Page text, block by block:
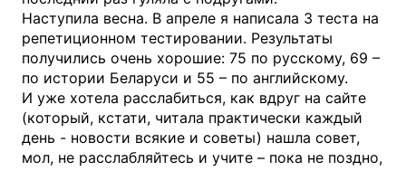
Наступила весна. В апреле я написала 3 теста на
репетиционном тестировании. Результаты
получились очень хорошие: 75 по русскому, 69 –
по истории Беларуси и 55 – по английскому.
И уже хотела расслабиться, как вдруг на сайте
(который, кстати, читала практически каждый
день - новости всякие и советы) нашла совет,
мол, не расслабляйтесь и учите – пока не поздно,